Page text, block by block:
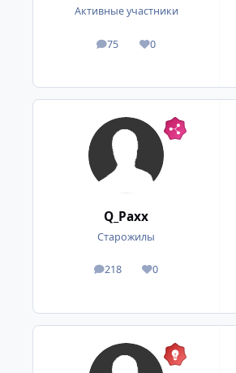
Активные участники
75
посты 0
Репутация
Q_Paxx
Старожилы
218
посты 0
Репутация